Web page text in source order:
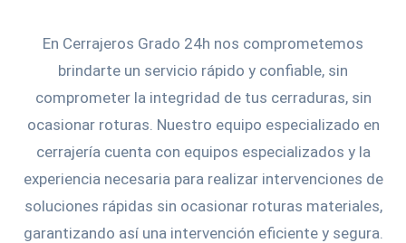
En Cerrajeros Grado 24h nos comprometemos
brindarte un servicio rápido y confiable, sin
comprometer la integridad de tus cerraduras, sin
ocasionar roturas. Nuestro equipo especializado en
cerrajería cuenta con equipos especializados y la
experiencia necesaria para realizar intervenciones de
soluciones rápidas sin ocasionar roturas materiales,
garantizando así una intervención eficiente y segura.